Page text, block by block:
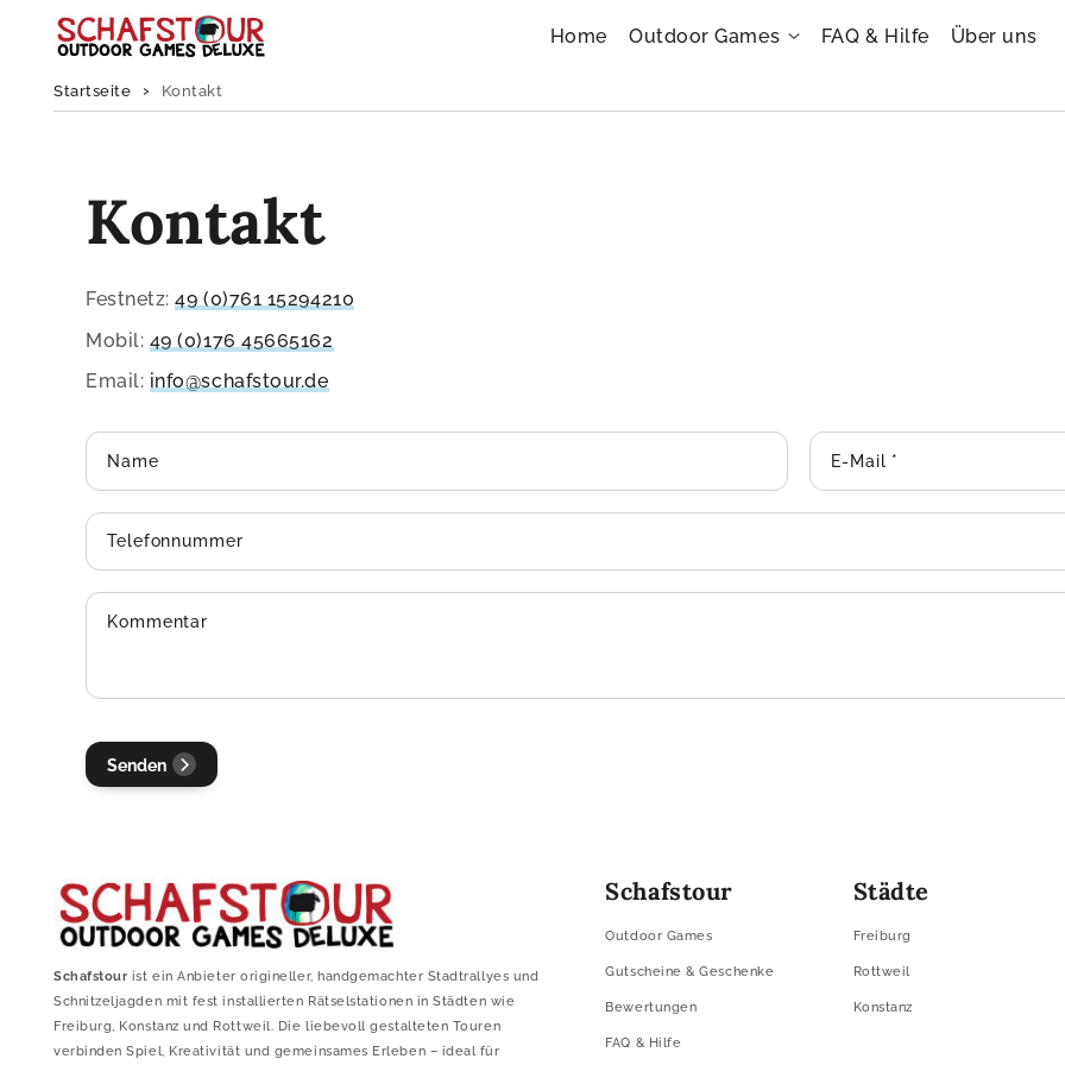
springen
Home Outdoor Games FAQ & Hilfe Über uns
Startseite Kontakt
Kontakt
Festnetz:49 (0)761 15294210
Mobil: 49 (0)176 45665162
Email: info@schafstour.de
Name E-Mail *
Telefonnummer
Kommentar
Senden
Schafstour ist ein Anbieter origineller, handgemachter Stadtrallyes und
Schnitzeljagden mit fest installierten Rätselstationen in Städten wie
Freiburg, Konstanz und Rottweil. Die liebevoll gestalteten Touren
verbinden Spiel, Kreativität und gemeinsames Erleben – ideal für
Schafstour
Outdoor Games
Gutscheine & Geschenke
Bewertungen
FAQ & Hilfe
Städte
Freiburg
Rottweil
Konstanz